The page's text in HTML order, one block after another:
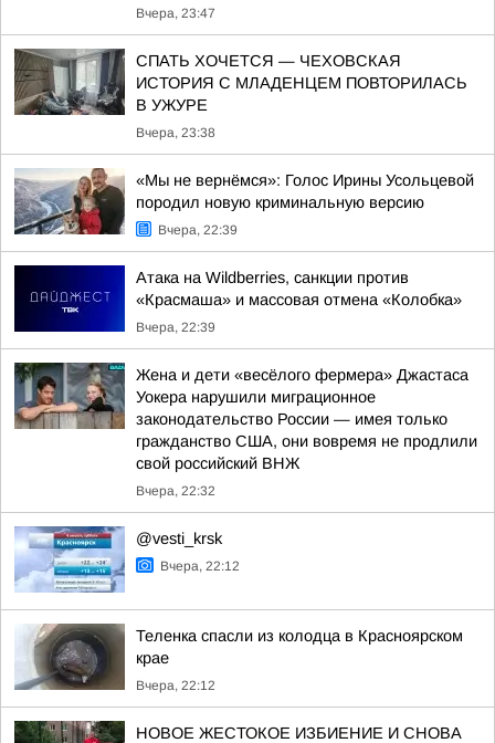
Вчера, 23:47
СПАТЬ ХОЧЕТСЯ — ЧЕХОВСКАЯ
ИСТОРИЯ С МЛАДЕНЦЕМ ПОВТОРИЛАСЬ
В УЖУРЕ
Вчера, 23:38
«Мы не вернёмся»: Голос Ирины Усольцевой
породил новую криминальную версию
Вчера, 22:39
Атака на Wildberries, санкции против
«Красмаша» и массовая отмена «Колобка»
Вчера, 22:39
Жена и дети «весёлого фермера» Джастаса
Уокера нарушили миграционное
законодательство России — имея только
гражданство США, они вовремя не продлили
свой российский ВНЖ
Вчера, 22:32
@vesti_krsk
Вчера, 22:12
Теленка спасли из колодца в Красноярском
крае
Вчера, 22:12
НОВОЕ ЖЕСТОКОЕ ИЗБИЕНИЕ И СНОВА